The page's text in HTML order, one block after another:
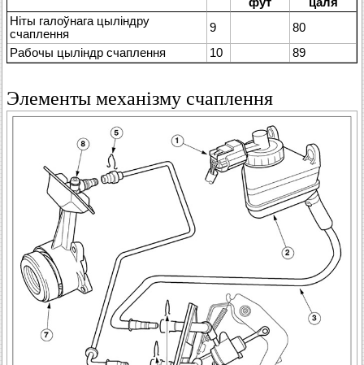
Ніты галоўнага цыліндру
счаплення
9
80
Рабочы цыліндр счаплення
10 89
Элементы механізму счаплення